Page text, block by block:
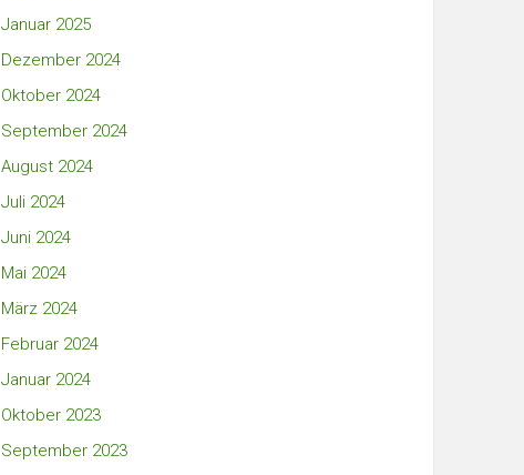
Januar 2025
Dezember 2024
Oktober 2024
September 2024
August 2024
Juli 2024
Juni 2024
Mai 2024
März 2024
Februar 2024
Januar 2024
Oktober 2023
September 2023